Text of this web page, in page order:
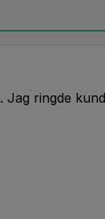
ringde